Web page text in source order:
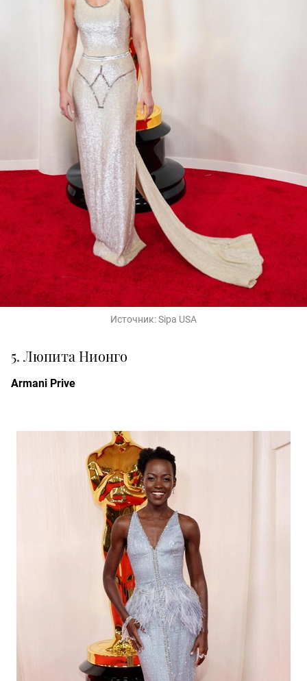
Источник:Sipa USA
5. Люпита Нионго
Armani Prive